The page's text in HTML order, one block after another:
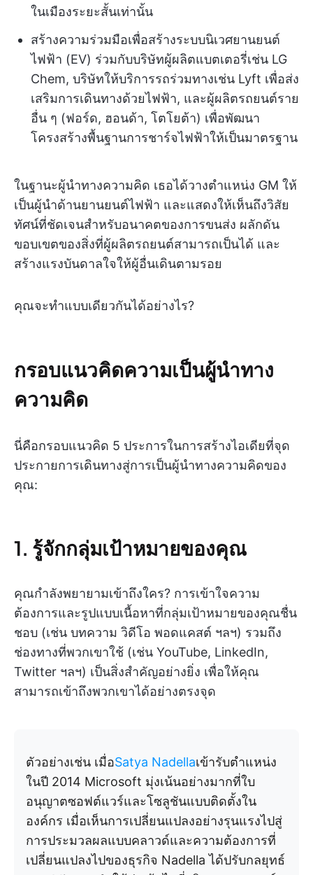
ในเมืองระยะสั้นเท่านั้น
สร้างความร่วมมือเพื่อสร้างระบบนิเวศยานยนต์
ไฟฟ้า (EV) ร่วมกับบริษัทผู้ผลิตแบตเตอรี่เช่น LG
Chem, บริษัทให้บริการรถร่วมทางเช่น Lyft เพื่อส่ง
เสริมการเดินทางด้วยไฟฟ้า, และผู้ผลิตรถยนต์ราย
อื่น ๆ (ฟอร์ด, ฮอนด้า, โตโยต้า) เพื่อพัฒนา
โครงสร้างพื้นฐานการชาร์จไฟฟ้าให้เป็นมาตรฐาน
ในฐานะผู้นำทางความคิด เธอได้วางตำแหน่ง GM ให้
เป็นผู้นำด้านยานยนต์ไฟฟ้า และแสดงให้เห็นถึงวิสัย
ทัศน์ที่ชัดเจนสำหรับอนาคตของการขนส่ง ผลักดัน
ขอบเขตของสิ่งที่ผู้ผลิตรถยนต์สามารถเป็นได้ และ
สร้างแรงบันดาลใจให้ผู้อื่นเดินตามรอย
คุณจะทำแบบเดียวกันได้อย่างไร?
กรอบแนวคิดความเป็นผู้นำทาง
ความคิด
นี่คือกรอบแนวคิด 5 ประการในการสร้างไอเดียที่จุด
ประกายการเดินทางสู่การเป็นผู้นำทางความคิดของ
คุณ:
1. รู้จักกลุ่มเป้าหมายของคุณ
คุณกำลังพยายามเข้าถึงใคร? การเข้าใจความ
ต้องการและรูปแบบเนื้อหาที่กลุ่มเป้าหมายของคุณชื่น
ชอบ (เช่น บทความ วิดีโอ พอดแคสต์ ฯลฯ) รวมถึง
ช่องทางที่พวกเขาใช้ (เช่น YouTube, LinkedIn,
Twitter ฯลฯ) เป็นสิ่งสำคัญอย่างยิ่ง เพื่อให้คุณ
สามารถเข้าถึงพวกเขาได้อย่างตรงจุด
ตัวอย่างเช่น เมื่อSatya Nadellaเข้ารับตำแหน่ง
ในปี 2014 Microsoft มุ่งเน้นอย่างมากที่ใบ
อนุญาตซอฟต์แวร์และโซลูชันแบบติดตั้งใน
องค์กร เมื่อเห็นการเปลี่ยนแปลงอย่างรุนแรงไปสู่
การประมวลผลแบบคลาวด์และความต้องการที่
เปลี่ยนแปลงไปของธุรกิจ Nadella ได้ปรับกลยุทธ์